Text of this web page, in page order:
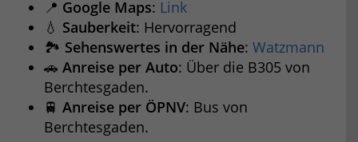
📍 Google Maps: Link
💧 Sauberkeit: Hervorragend
🏞️ Sehenswertes in der Nähe: Watzmann
🚗 Anreise per Auto: Über die B305 von
Berchtesgaden.
🚆 Anreise per ÖPNV: Bus von
Berchtesgaden.